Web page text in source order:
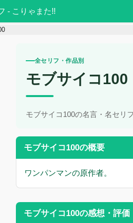
- こりゃまた!!
全セリフ・作品別
モブサイコ100
モブサイコ100の名言・名セリ
モブサイコ100の概要
ワンパンマンの原作者。
モブサイコ100の感想・評価